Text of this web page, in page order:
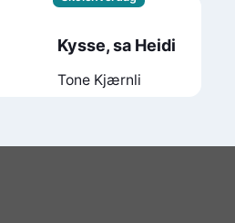
Kysse, sa Heidi
Tone Kjærnli